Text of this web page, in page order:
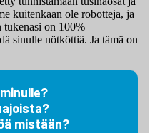
kuitenkaan ole robotteja, ja
tukenasi on 100%
sinulle nötköttiä. Ja tämä on
mistään?